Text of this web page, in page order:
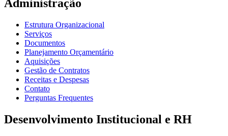
Administração
Estrutura Organizacional
Serviços
Documentos
Planejamento Orçamentário
Aquisições
Gestão de Contratos
Receitas e Despesas
Contato
Perguntas Frequentes
Desenvolvimento Institucional e RH